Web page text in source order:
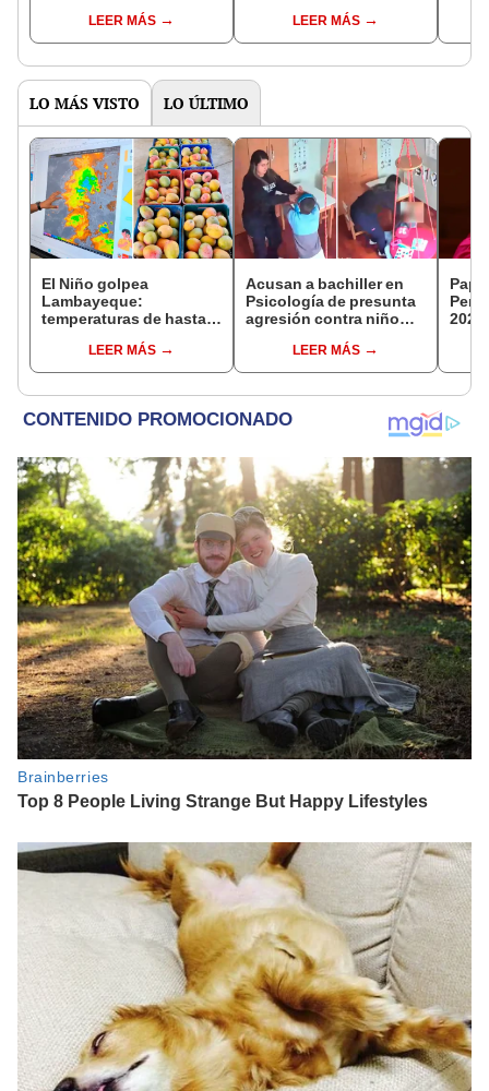
varios distritos
LEER MÁS
según Sedapal:
consulta zonas
LEER MÁS
por
LO MÁS VISTO LO ÚLTIMO
El Niño golpea
Lambayeque:
temperaturas de hasta
producción de mango y
palta
LEER MÁS
Acusan a bachiller en
Psicología de presunta
agresión contra niño
cámaras captan el
hecho
LEER MÁS
Perú